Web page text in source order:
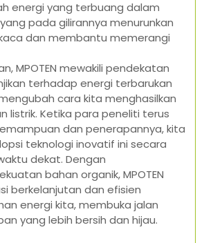
energi yang terbuang dalam
pada gilirannya menurunkan
dan membantu memerangi
MPOTEN mewakili pendekatan
terhadap energi terbarukan
cara kita menghasilkan
listrik. Ketika para peneliti terus
dan penerapannya, kita
teknologi inovatif ini secara
dekat. Dengan
bahan organik, MPOTEN
berkelanjutan dan efisien
energi kita, membuka jalan
yang lebih bersih dan hijau.